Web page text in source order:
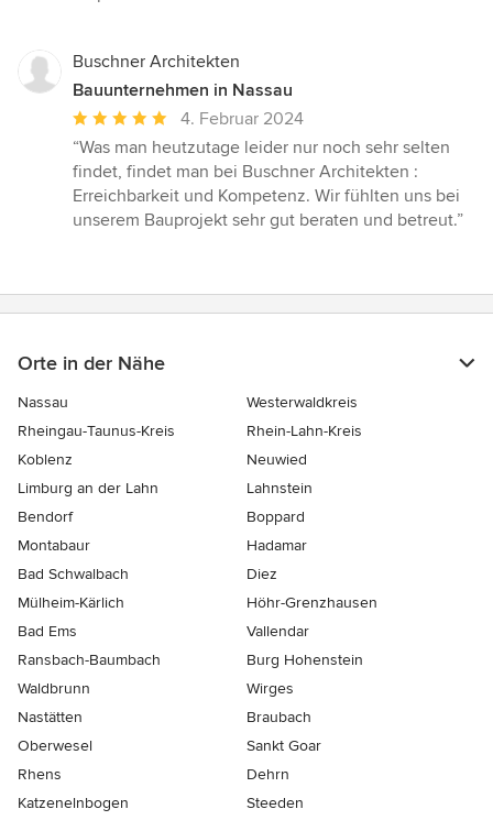
Buschner Architekten
Bauunternehmen in Nassau
Durchschnittliche
Bewertung:
5
von
5
4. Februar 2024
“Was man heutzutage leider nur noch sehr selten
findet, findet man bei Buschner Architekten :
Erreichbarkeit und Kompetenz. Wir fühlten uns bei
unserem Bauprojekt sehr gut beraten und betreut.”
Orte in der Nähe
Nassau
Westerwaldkreis
Rheingau-Taunus-Kreis
Rhein-Lahn-Kreis
Koblenz
Neuwied
Limburg an der Lahn
Lahnstein
Bendorf
Boppard
Montabaur
Hadamar
Bad Schwalbach
Diez
Mülheim-Kärlich
Höhr-Grenzhausen
Bad Ems
Vallendar
Ransbach-Baumbach
Burg Hohenstein
Waldbrunn
Wirges
Nastätten
Braubach
Oberwesel
Sankt Goar
Rhens
Dehrn
Katzenelnbogen
Steeden